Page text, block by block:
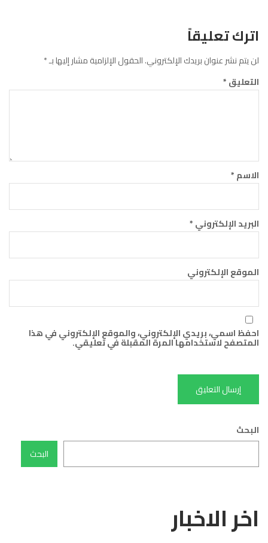
اترك تعليقاً
لن يتم نشر عنوان بريدك الإلكتروني.الحقول الإلزامية مشار إليها بـ*
التعليق*
الاسم*
البريد الإلكتروني*
الموقع الإلكتروني
احفظ اسمي، بريدي الإلكتروني، والموقع الإلكتروني في هذا
المتصفح لاستخدامها المرة المقبلة في تعليقي.
البحث
البحث
اخر الاخبار